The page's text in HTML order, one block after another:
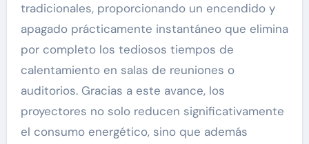
tradicionales, proporcionando un encendido y
apagado prácticamente instantáneo que elimina
por completo los tediosos tiempos de
calentamiento en salas de reuniones o
auditorios. Gracias a este avance, los
proyectores no solo reducen significativamente
el consumo energético, sino que además